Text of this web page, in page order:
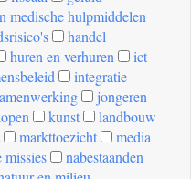
medische hulpmiddelen
handel
huren en verhuren
ict
integratie
jongeren
kunst
landbouw
markttoezicht
media
nabestaanden